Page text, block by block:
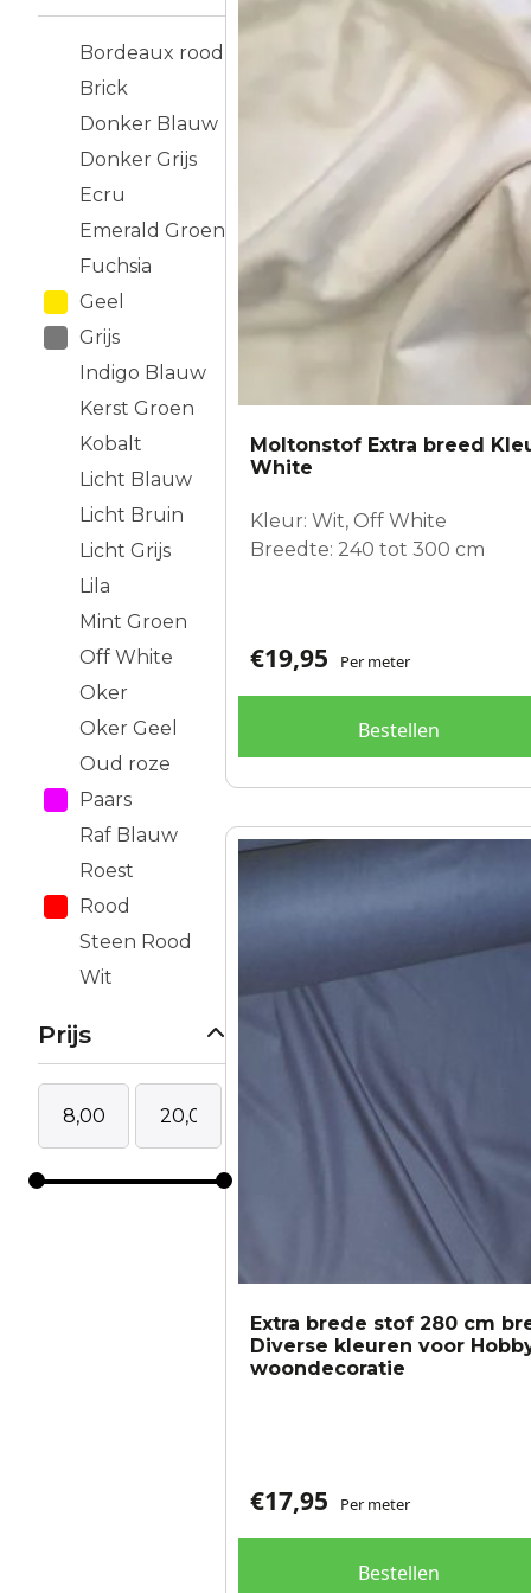
Bordeaux rood
Brick
Donker Blauw
Donker Grijs
Ecru
Emerald Groen
Fuchsia
Geel
Grijs
Indigo Blauw
Kerst Groen
Kobalt
Licht Blauw
Licht Bruin
Licht Grijs
Lila
Mint Groen
Off White
Oker
Oker Geel
Oud roze
Paars
Raf Blauw
Roest
Rood
Steen Rood
Wit
Prijs
Moltonstof Extra breed
White
Kleur: Wit, Off White
Breedte: 240 tot 300 cm
€19,95 Per meter
Bestellen
Extra brede stof 280 cm
Diverse kleuren voor
woondecoratie
€17,95 Per meter
Bestellen
Dit
product
Deze